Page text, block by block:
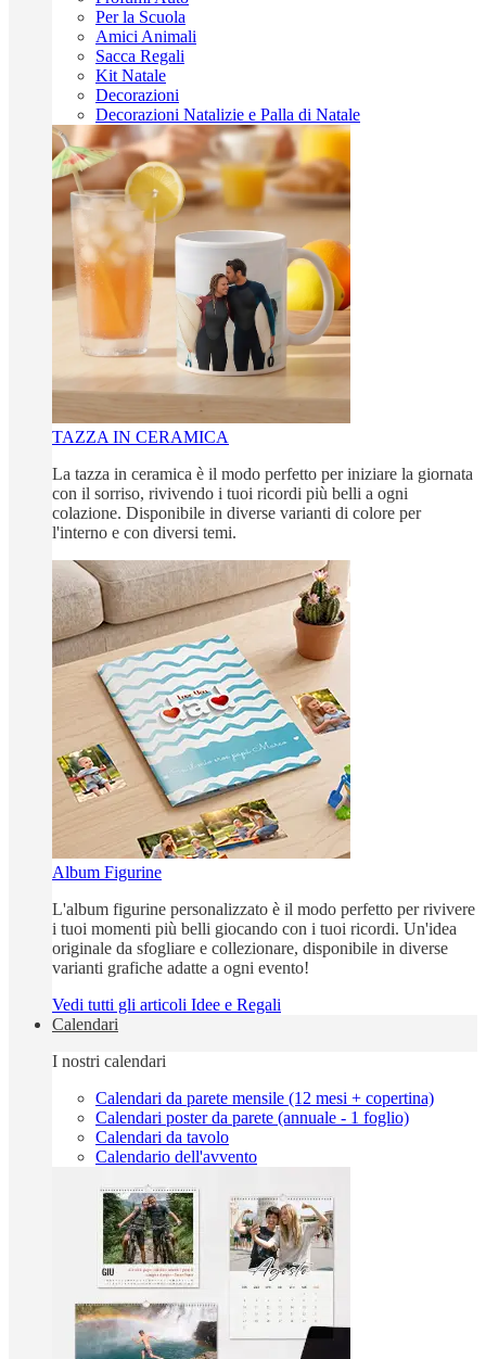
Per la Scuola
Amici Animali
Sacca Regali
Kit Natale
Decorazioni
Decorazioni Natalizie e Palla di Natale
TAZZA IN CERAMICA
La tazza in ceramica è il modo perfetto per iniziare la giornata
con il sorriso, rivivendo i tuoi ricordi più belli a ogni
colazione. Disponibile in diverse varianti di colore per
l'interno e con diversi temi.
Album Figurine
L'album figurine personalizzato è il modo perfetto per rivivere
i tuoi momenti più belli giocando con i tuoi ricordi. Un'idea
originale da sfogliare e collezionare, disponibile in diverse
varianti grafiche adatte a ogni evento!
Vedi tutti gli articoli Idee e Regali
Calendari
I nostri calendari
Calendari da parete mensile (12 mesi + copertina)
Calendari poster da parete (annuale - 1 foglio)
Calendari da tavolo
Calendario dell'avvento